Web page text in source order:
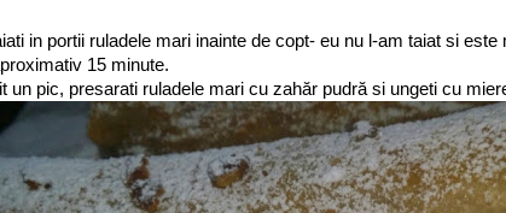
in portii ruladele mari inainte de copt- eu nu l-am taiat si este
15 minute.
un pic, presarati ruladele mari cu zahăr pudră si ungeti cu